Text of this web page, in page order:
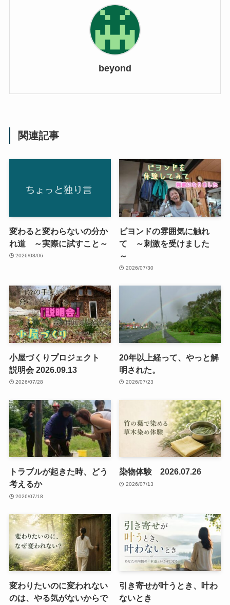
beyond
関連記事
変わると変わらないの分か
れ道 ～実際に試すこと～
2026/08/06
ビヨンドの雰囲気に触れ
て ～刺激を受けました
～
2026/07/30
小屋づくりプロジェクト
説明会 2026.09.13
2026/07/28
20年以上経って、やっと解
明された。
2026/07/23
トラブルが起きた時、どう
考えるか
2026/07/18
染物体験 2026.07.26
2026/07/13
変わりたいのに変われない
のは、やる気がないからで
引き寄せが叶うとき、叶わ
ないとき